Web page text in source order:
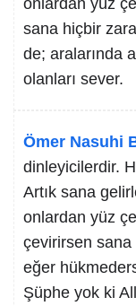
onlardan yüz
sana hiçbir
de; aralarında
olanları sever.
Ömer Nasuhi
dinleyicilerdir.
Artık sana
onlardan yüz
çevirirsen
eğer
Şüphe yok ki